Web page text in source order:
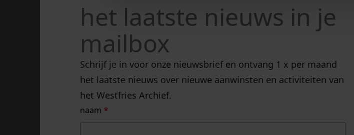
het laatste nieuws in je
mailbox
Schrijf je in voor onze nieuwsbrief en ontvang 1 x per maand
het laatste nieuws over nieuwe aanwinsten en activiteiten van
het Westfries Archief.
naam *